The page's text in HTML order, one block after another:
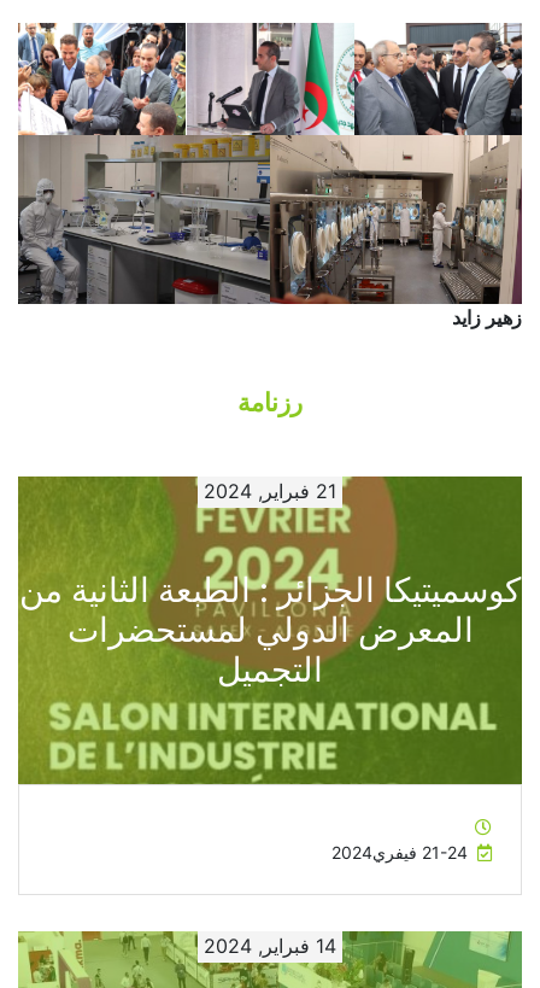
زهير زايد
رزنامة
21 فبراير, 2024
كوسميتيكا الجزائر : الطبعة الثانية من
المعرض الدولي لمستحضرات
التجميل
14 فبراير, 2024